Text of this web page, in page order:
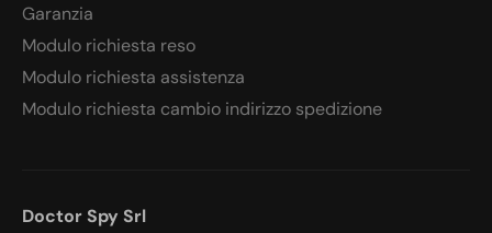
Garanzia
Modulo richiesta reso
Modulo richiesta assistenza
Modulo richiesta cambio indirizzo spedizione
Doctor Spy Srl